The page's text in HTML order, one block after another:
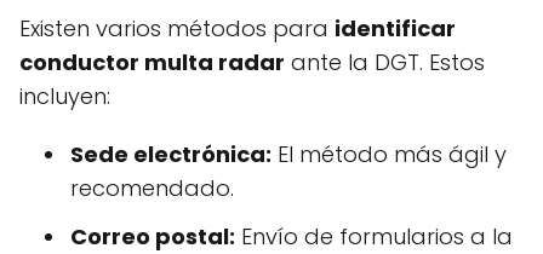
Existen varios métodos para identificar
conductor multa radar ante la DGT. Estos
incluyen:
Sede electrónica: El método más ágil y
recomendado.
Correo postal: Envío de formularios a la